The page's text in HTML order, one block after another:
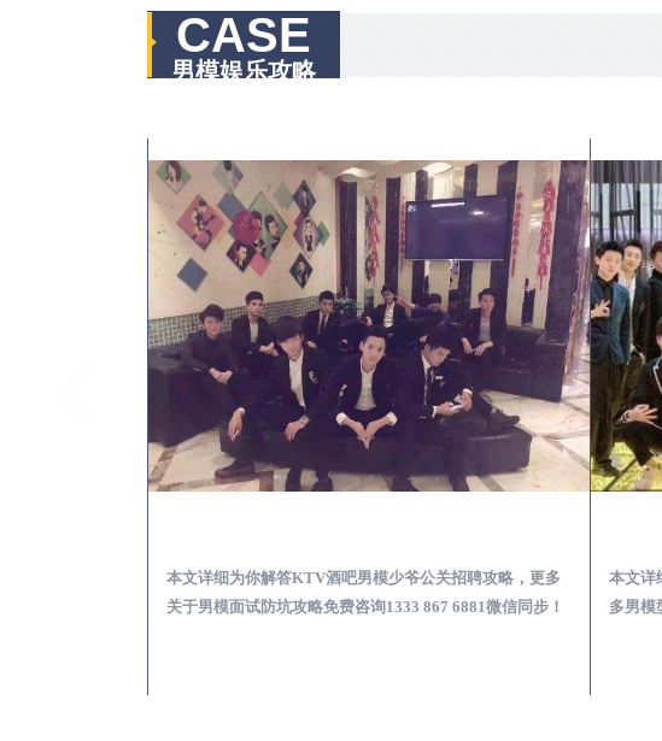
CASE
男模娱乐攻略
本文详细为你解答KTV酒吧男模少爷公关招聘攻略，更多
关于男模面试防坑攻略免费咨询1333 867 6881微信同步！
本文详
多男模